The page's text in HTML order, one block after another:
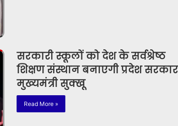
सरकारी स्कूलों को देश के सर्वश्रेष्ठ
शिक्षण संस्थान बनाएगी प्रदेश
मुख्यमंत्री सुक्खू
Read More »